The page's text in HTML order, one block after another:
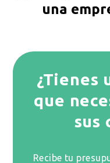
una
¿Tienes
que
sus
Recibe tu